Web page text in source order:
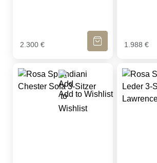
2.300 €
IN DEN WARENKORB
1.988 €
Add to Wishlist